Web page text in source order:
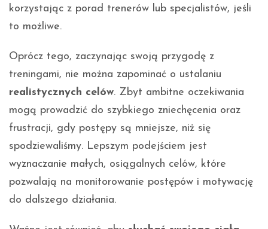
korzystając z porad trenerów lub specjalistów, jeśli
to możliwe.
Oprócz tego, zaczynając swoją przygodę z
treningami, nie można zapominać o ustalaniu
realistycznych celów. Zbyt ambitne oczekiwania
mogą prowadzić do szybkiego zniechęcenia oraz
frustracji, gdy postępy są mniejsze, niż się
spodziewaliśmy. Lepszym podejściem jest
wyznaczanie małych, osiągalnych celów, które
pozwalają na monitorowanie postępów i motywację
do dalszego działania.